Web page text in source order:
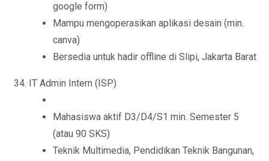
google form)
Mampu mengoperasikan aplikasi desain (min.
canva)
Bersedia untuk hadir offline di Slipi, Jakarta Barat
IT Admin Intern (ISP)
Mahasiswa aktif D3/D4/S1 min. Semester 5
(atau 90 SKS)
Teknik Multimedia, Pendidikan Teknik Bangunan,